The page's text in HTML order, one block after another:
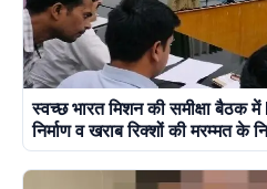
स्वच्छ भारत मिशन की समीक्षा बैठक
निर्माण व खराब रिक्शों की मरम्मत के